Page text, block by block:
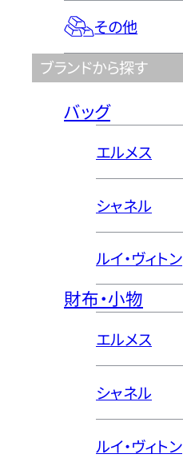
その他
ブランドから探す
バッグ
エルメス
シャネル
ルイ・ヴィトン
財布・小物
エルメス
シャネル
ルイ・ヴィトン